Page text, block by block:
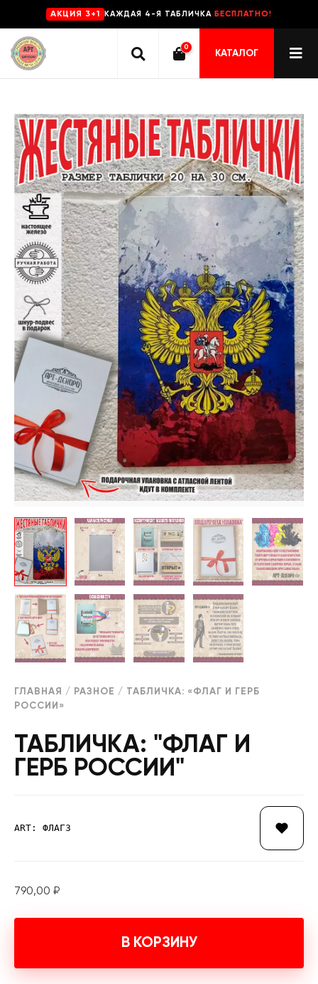
AKЦИЯ 3+1 КАЖДАЯ 4-Я ТАБЛИЧКА БЕСПЛАТНО!
0
КАТАЛОГ
ГЛАВНАЯ / РАЗНОЕ / ТАБЛИЧКА: «ФЛАГ И ГЕРБ
РОССИИ»
ТАБЛИЧКА: "ФЛАГ И
ГЕРБ РОССИИ"
ART: ФЛАГ3
790,00 ₽
В КОРЗИНУ